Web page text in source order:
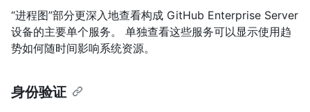
“进程图”部分更深入地查看构成 GitHub Enterprise Server
设备的主要单个服务。 单独查看这些服务可以显示使用趋
势如何随时间影响系统资源。
身份验证